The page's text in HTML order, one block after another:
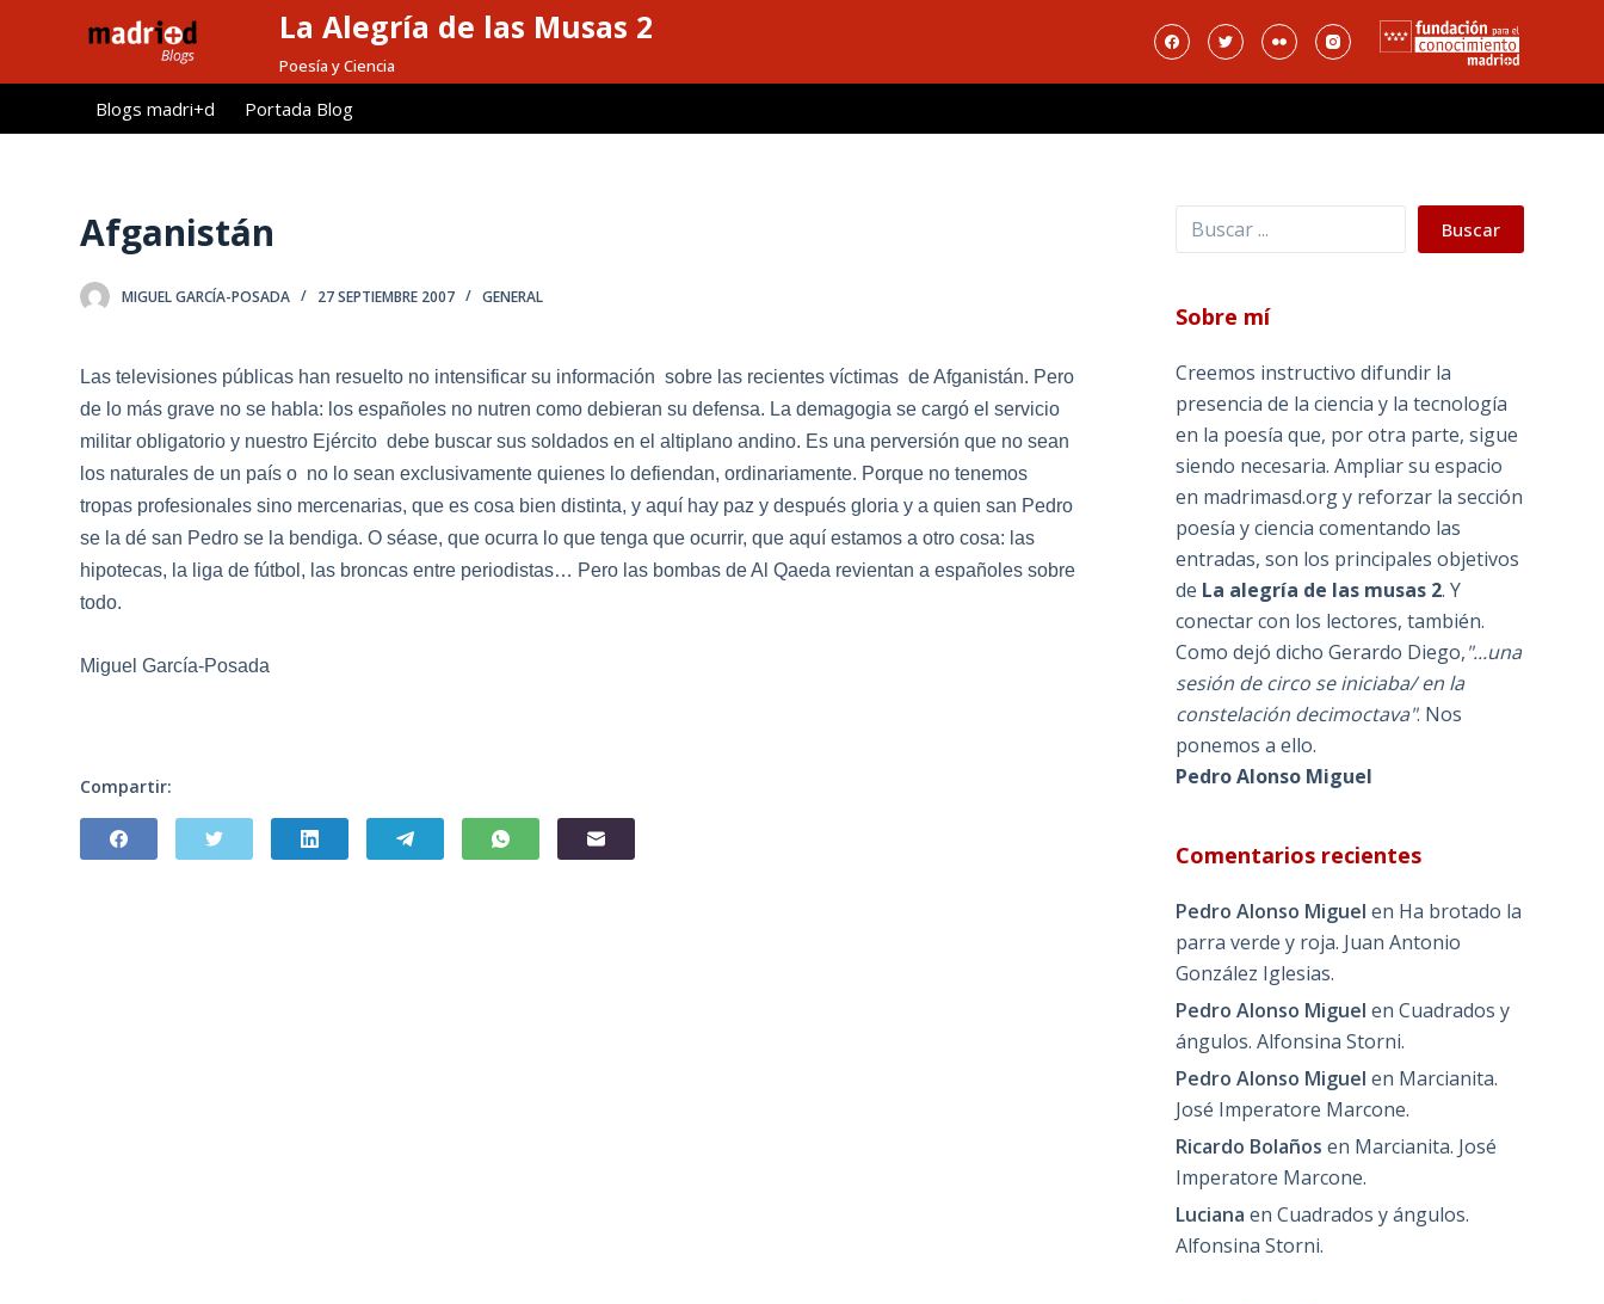
l
La Alegría de las Musas 2
Poesía y Ciencia
Blogs madri+d Portada Blog
Afganistán
MIGUEL GARCÍA-POSADA 27 SEPTIEMBRE 2007 GENERAL
Las televisiones públicas han resuelto no intensificar su información sobre las recientes víctimas de Afganistán. Pero
de lo más grave no se habla: los españoles no nutren como debieran su defensa. La demagogia se cargó el servicio
militar obligatorio y nuestro Ejército debe buscar sus soldados en el altiplano andino. Es una perversión que no sean
los naturales de un país o no lo sean exclusivamente quienes lo defiendan, ordinariamente. Porque no tenemos
tropas profesionales sino mercenarias, que es cosa bien distinta, y aquí hay paz y después gloria y a quien san Pedro
se la dé san Pedro se la bendiga. O séase, que ocurra lo que tenga que ocurrir, que aquí estamos a otro cosa: las
hipotecas, la liga de fútbol, las broncas entre periodistas… Pero las bombas de Al Qaeda revientan a españoles sobre
todo.
Miguel García-Posada
Compartir:
Buscar Buscar
Sobre mí
Creemos instructivo difundir la
presencia de la ciencia y la tecnología
en la poesía que, por otra parte, sigue
siendo necesaria. Ampliar su espacio
en madrimasd.org y reforzar la sección
poesía y ciencia comentando las
entradas, son los principales objetivos
de La alegría de las musas 2. Y
conectar con los lectores, también.
Como dejó dicho Gerardo Diego,"...una
sesión de circo se iniciaba/ en la
constelación decimoctava". Nos
ponemos a ello.
Pedro Alonso Miguel
Comentarios recientes
Pedro Alonso Miguel en Ha brotado la
parra verde y roja. Juan Antonio
González Iglesias.
Pedro Alonso Miguel enCuadrados y
ángulos. Alfonsina Storni.
Pedro Alonso Miguel en Marcianita.
José Imperatore Marcone.
Ricardo Bolaños en Marcianita. José
Imperatore Marcone.
Luciana enCuadrados y ángulos.
Alfonsina Storni.